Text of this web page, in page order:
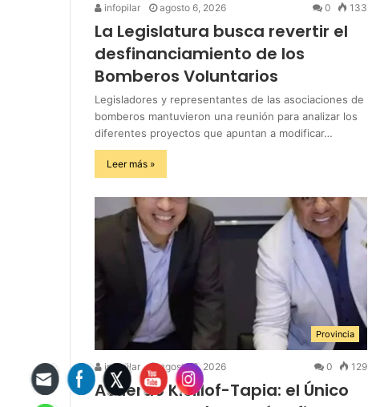
infopilar agosto 6, 2026 0 133
La Legislatura busca revertir el
desfinanciamiento de los
Bomberos Voluntarios
Legisladores y representantes de las asociaciones de
bomberos mantuvieron una reunión para analizar los
diferentes proyectos que apuntan a modificar…
Leer más »
Provincia
infopilar agosto 6, 2026 0 129
Acuerdo Kicillof-Tapia: el Único